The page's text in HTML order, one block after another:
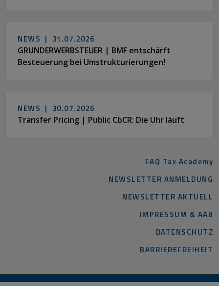
NEWS | 31.07.2026
GRUNDERWERBSTEUER | BMF entschärft
Besteuerung bei Umstrukturierungen!
NEWS | 30.07.2026
Transfer Pricing | Public CbCR: Die Uhr läuft
FAQ Tax Academy
NEWSLETTER ANMELDUNG
NEWSLETTER AKTUELL
IMPRESSUM & AAB
DATENSCHUTZ
BARRIEREFREIHEIT